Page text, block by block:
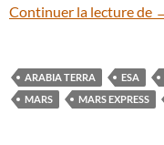
Continuer la lecture de
ARABIA TERRA ESA
MARS
MARS EXPRESS